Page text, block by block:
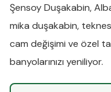
Şensoy Duşakabin,
mika duşakabin,
cam değişimi ve özel
banyolarınızı yeniliyor.